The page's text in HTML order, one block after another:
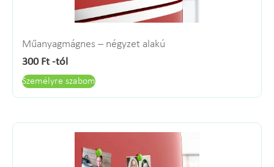
Műanyagmágnes – négyzet alakú
300 Ft-tól
Személyre szabom